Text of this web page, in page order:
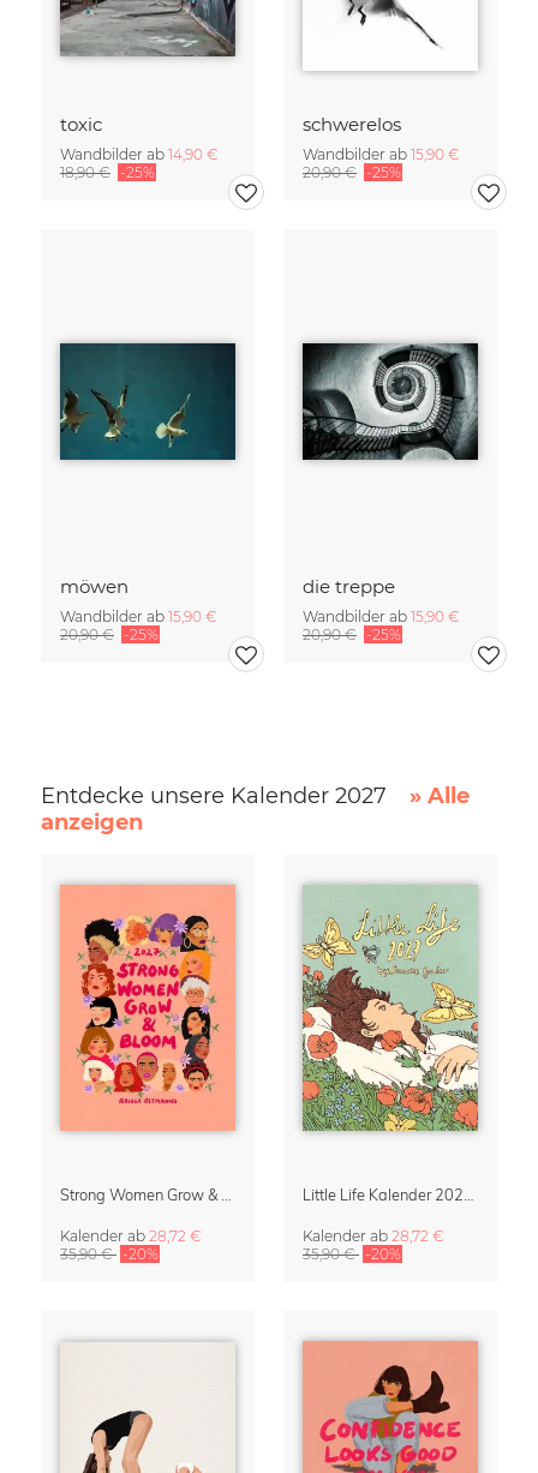
toxic
Wandbilder ab 14,90 €
18,90 € -25%
schwerelos
Wandbilder ab 15,90 €
20,90 € -25%
möwen
Wandbilder ab 15,90 €
20,90 € -25%
die treppe
Wandbilder ab 15,90 €
20,90 € -25%
Entdecke unsere Kalender 2027
» Alle
anzeigen
Kalender ab 28,72 €
35,90 € -20%
Kalender ab 28,72 €
35,90 € -20%